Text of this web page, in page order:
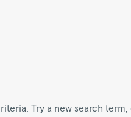
Try a new search